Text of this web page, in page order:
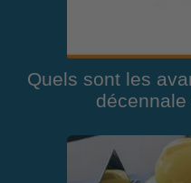
Quels sont les